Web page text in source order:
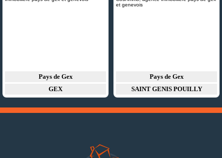
Pays de Gex
GEX
Pays de Gex
SAINT GENIS POUILLY